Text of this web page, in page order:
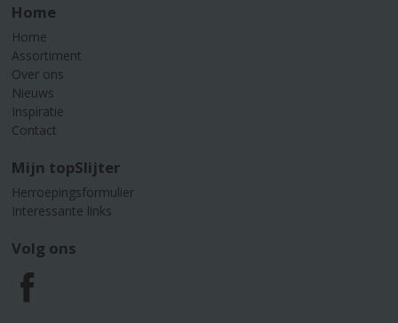
Home
Home
Assortiment
Over ons
Nieuws
Inspiratie
Contact
Mijn topSlijter
Herroepingsformulier
Interessante links
Volg ons
F